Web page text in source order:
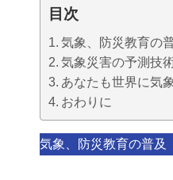
目次
気象、防災教育の
気象災害の予測技
あなたも世界に気
おわりに
気象、防災教育の普及